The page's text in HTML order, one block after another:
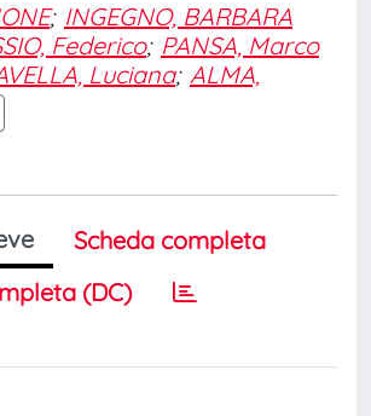
; INGEGNO, BARBARA
Federico; PANSA, Marco
Luciana; ALMA,
Scheda completa
(DC)